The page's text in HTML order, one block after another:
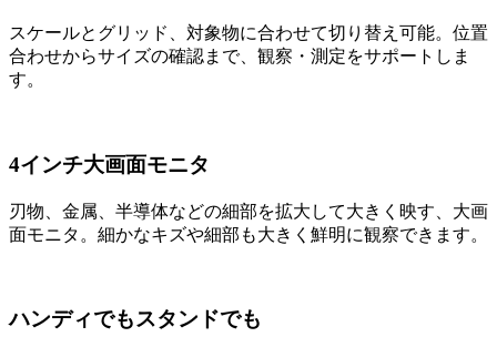
スケールとグリッド、対象物に合わせて切り替え可能。位置
合わせからサイズの確認まで、観察・測定をサポートしま
す。
4インチ大画面モニタ
刃物、金属、半導体などの細部を拡大して大きく映す、大画
面モニタ。細かなキズや細部も大きく鮮明に観察できます。
ハンディでもスタンドでも